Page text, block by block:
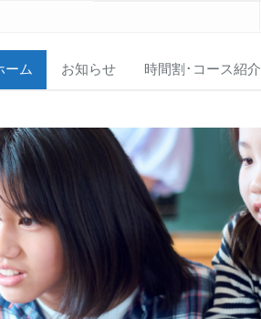
ーム お知らせ 時間割･コース紹介